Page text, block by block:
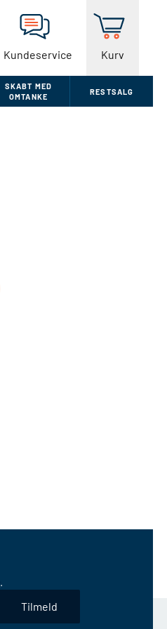
Kundeservice Kurv
SKABT MED
OMTANKE
RESTSALG
.
Tilmeld